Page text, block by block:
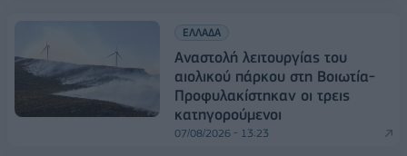
ΕΛΛΑΔΑ
Αναστολή λειτουργίας του
αιολικού πάρκου στη Βοιωτία-
Προφυλακίστηκαν οι τρεις
κατηγορούμενοι
07/08/2026 - 13:23